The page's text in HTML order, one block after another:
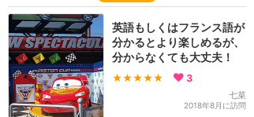
英語もしくはフランス語が
分かるとより楽しめるが、
分からなくても大丈夫！
★★★★★ 3
七菜
2018年8月に訪問